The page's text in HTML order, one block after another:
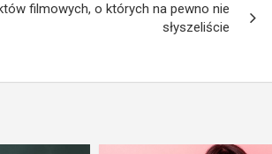
filmowych, o których na pewno nie
słyszeliście